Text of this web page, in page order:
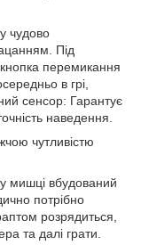
чудово
Під
перемикання
в грі,
сенсор: Гарантує
наведення.
чутливістю
мишці вбудований
потрібно
розрядиться,
та далі грати.